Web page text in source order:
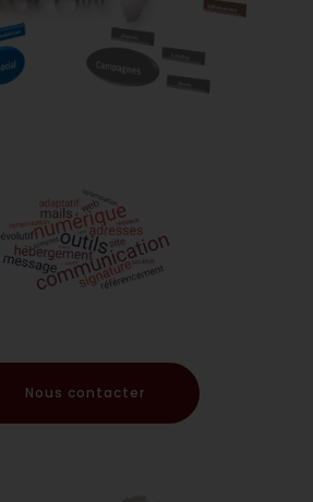
Nous contacter